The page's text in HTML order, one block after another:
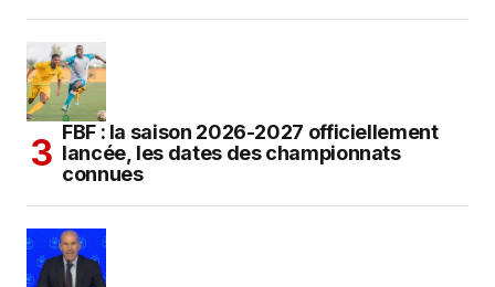
FBF : la saison 2026-2027 officiellement
lancée, les dates des championnats
connues